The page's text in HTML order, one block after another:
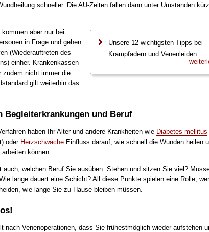
schneller. Die AU-Zeiten fallen dann unter Umständen
Unsere 12 wichtigsten Tipps bei
Krampfadern und Venenleiden
kommen aber nur bei
in Frage und gehen
(Wiederauftreten des
einher. Krankenkassen
zudem nicht immer die
gilt weiterhin das
Begleiterkrankungen und Beruf
haben Ihr Alter und andere Krankheiten wie Diabetes mellitus
oder HerzschwächeEinfluss darauf, wie schnell die Wunden heilen
können.
auch, welchen Beruf Sie ausüben. Stehen und sitzen Sie viel?
lange dauert eine Schicht? All diese Punkte spielen eine Rolle,
wie lange Sie zu Hause bleiben müssen.
nach Venenoperationen, dass Sie frühestmöglich wieder aufstehen